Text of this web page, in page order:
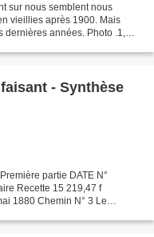
sur nous semblent nous
vieillies après 1900. Mais
dernières années. Photo .1,
- Synthèse
partie DATE N°
Recette 15 219,47 f
1880 Chemin N° 3 Le